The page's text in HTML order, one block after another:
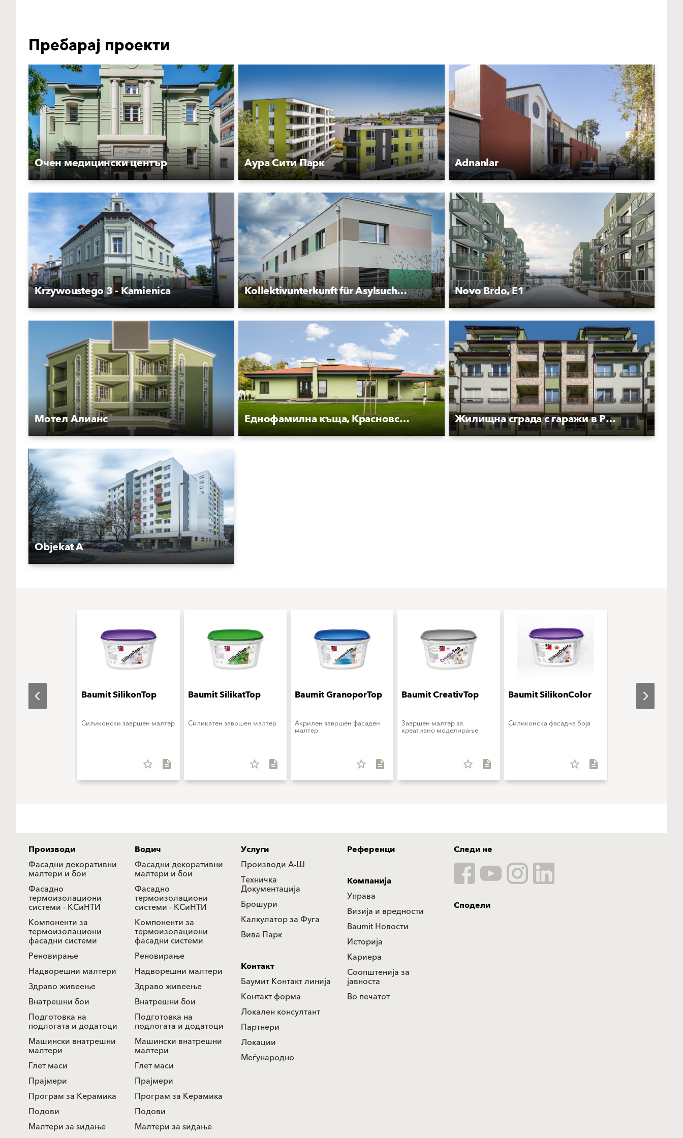
Пребарај проекти
Очен медицински център Аура Сити Парк Adnanlar
Krzywoustego 3 - Kamienica Kollektivunterkunft für Asylsuchende Rankstrasse Novo Brdo, E1
Мотел Алианс Еднофамилна къща, Красновски минерални бани Жилищна сграда с гаражи в Русе, Васил Петлешков
Objekat A
Baumit SilikonTop
Силиконски завршен малтер
star_border description
Baumit SilikatTop
Силикатен завршен малтер
star_border description
Baumit GranoporTop
Акрилен завршен фасаден
малтер
star_border description
Baumit CreativTop
Завршен малтер за
креативно моделирање
star_border description
Baumit SilikonColor
Силиконска фасадна боја
star_border description
Baumit
Производи
Фасадни декоративни
малтери и бои
Фасадно
термоизолациони
системи - КСиНТИ
Компоненти за
термоизолациони
фасадни системи
Реновирање
Надворешни малтери
Здраво живеење
Внатрешни бои
Подготовка на
подлогата и додатоци
Машински внатрешни
малтери
Глет маси
Прајмери
Програм за Керамика
Подови
Mалтери за ѕидањe
Водич
Фасадни декоративни
малтери и бои
Фасадно
термоизолациони
системи - КСиНТИ
Компоненти за
термоизолациони
фасадни системи
Реновирање
Надворешни малтери
Здраво живеење
Внатрешни бои
Подготовка на
подлогата и додатоци
Машински внатрешни
малтери
Глет маси
Прајмери
Програм за Керамика
Подови
Mалтери за ѕидањe
Услуги
Производи А-Ш
Техничка
Документација
Брошури
Калкулатор за Фуга
Вива Парк
Референци
Компанија
Управа
Визија и вредности
Baumit Новости
Историја
Кариера
Соопштенија за
јавноста
Во печатот
Контакт
Баумит Контакт линија
Контакт форма
Локален консултант
Партнери
Локации
Меѓународно
Следи не
Сподели